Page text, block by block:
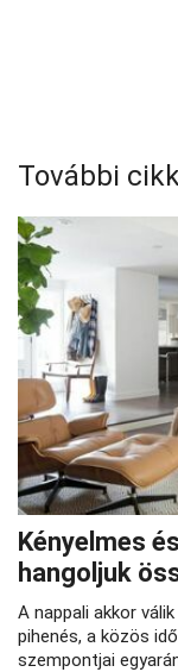
További
Kényelmes
hangoljuk
A nappali akkor
pihenés, a közös
szempontjai